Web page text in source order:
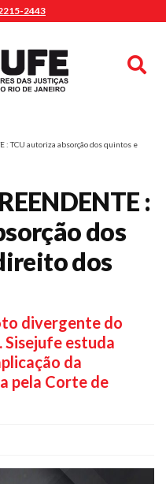
2443
: TCU autoriza absorção dos quintos e
:
dos
dos
divergente do
estuda
da
pela Corte de